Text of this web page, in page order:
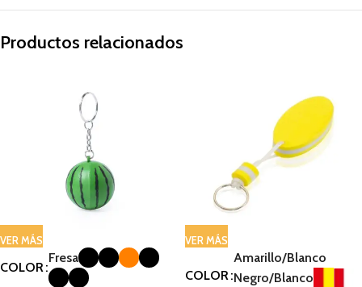
Productos relacionados
VER MÁS
COLOR
Fresa
VER MÁS
COLOR
Amarillo/Blanco
Negro/Blanco